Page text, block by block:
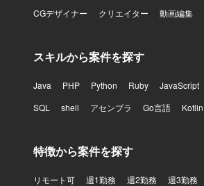
CGデザイナー クリエイター 動画編集
スキルから案件を探す
Java PHP Python Ruby JavaScript
SQL
shell アセンブラ Go言語 Kotlin
特徴から案件を探す
リモート可 週1勤務 週2勤務 週3勤務